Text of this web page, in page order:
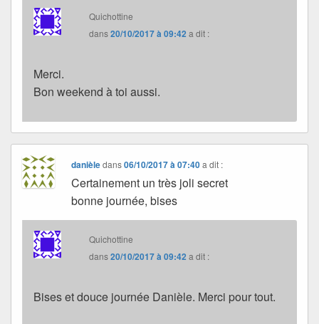
Quichottine
dans20/10/2017 à 09:42 a dit :
Merci.
Bon weekend à toi aussi.
danièledans06/10/2017 à 07:40 a dit :
Certainement un très joli secret
bonne journée, bises
Quichottine
dans20/10/2017 à 09:42 a dit :
Bises et douce journée Danièle. Merci pour tout.